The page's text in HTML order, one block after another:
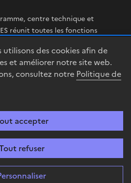
utilisons des cookies afin de
et améliorer notre site web.
consultez notre Politique de
accepter
refuser
centre technique et
réunit toutes les fonctions
gouvernement.fr
conforme Mentions légales
cookies
intellectuelle détenue par des tiers,